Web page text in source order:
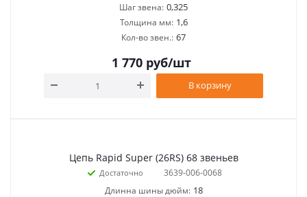
Шаг звена: 0,325
Толщина мм: 1,6
Кол-во звен.: 67
1 770руб/шт
В корзину
Цепь Rapid Super (26RS) 68 звеньев
Достаточно
3639-006-0068
Длинна шины дюйм: 18